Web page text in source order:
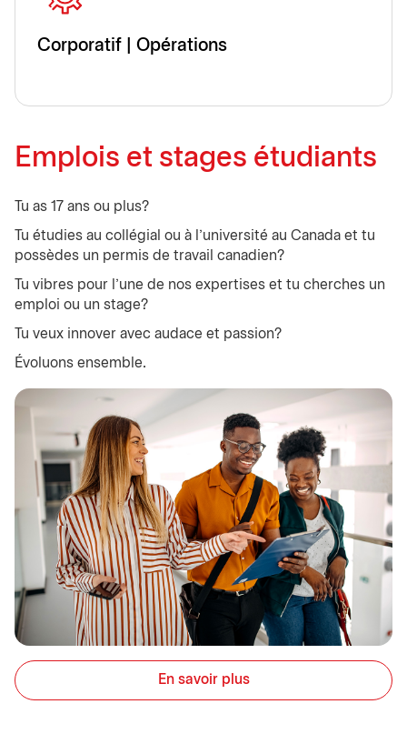
Corporatif | Opérations
Emplois et stages étudiants
Tu as 17 ans ou plus?
Tu étudies au collégial ou à l’université au Canada et tu
possèdes un permis de travail canadien?
Tu vibres pour l’une de nos expertises et tu cherches un
emploi ou un stage?
Tu veux innover avec audace et passion?
Évoluons ensemble.
En savoir plus